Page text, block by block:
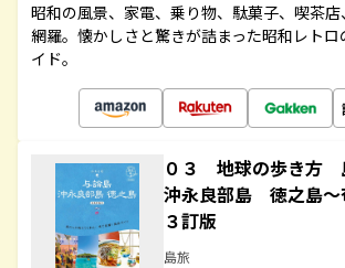
昭和の風景、家電、乗り物、駄菓子、喫茶
網羅。懐かしさと驚きが詰まった昭和レト
イド。
０３ 地球の歩き方
沖永良部島 徳之島
３訂版
島旅